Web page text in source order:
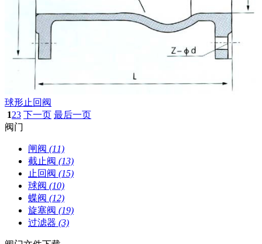
球形止回阀
123 下一页 最后一页
阀门
闸阀 (11)
截止阀 (13)
止回阀 (15)
球阀 (10)
蝶阀 (12)
旋塞阀 (19)
过滤器 (3)